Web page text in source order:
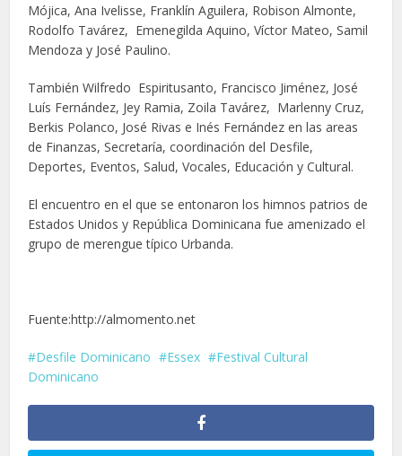
Mójica, Ana Ivelisse, Franklín Aguilera, Robison Almonte,
Rodolfo Tavárez, Emenegilda Aquino, Víctor Mateo, Samil
Mendoza y José Paulino.
También Wilfredo Espiritusanto, Francisco Jiménez, José
Luís Fernández, Jey Ramia, Zoila Tavárez, Marlenny Cruz,
Berkis Polanco, José Rivas e Inés Fernández en las areas
de Finanzas, Secretaría, coordinación del Desfile,
Deportes, Eventos, Salud, Vocales, Educación y Cultural.
El encuentro en el que se entonaron los himnos patrios de
Estados Unidos y República Dominicana fue amenizado el
grupo de merengue típico Urbanda.
Fuente:http://almomento.net
Desfile Dominicano Essex
Festival Cultural
Dominicano